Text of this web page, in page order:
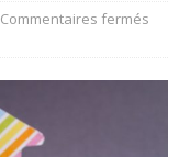
Commentaires fermés